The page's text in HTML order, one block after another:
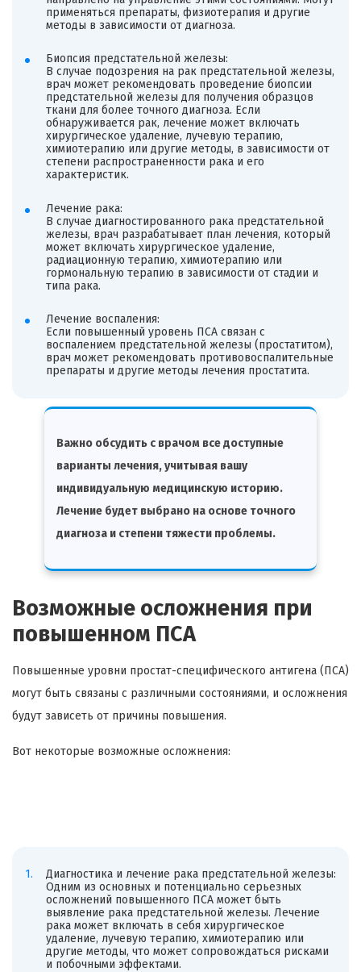
применяться препараты, физиотерапия и другие
методы в зависимости от диагноза.
Биопсия предстательной железы:
В случае подозрения на рак предстательной железы,
врач может рекомендовать проведение биопсии
предстательной железы для получения образцов
ткани для более точного диагноза. Если
обнаруживается рак, лечение может включать
хирургическое удаление, лучевую терапию,
химиотерапию или другие методы, в зависимости от
степени распространенности рака и его
характеристик.
Лечение рака:
В случае диагностированного рака предстательной
железы, врач разрабатывает план лечения, который
может включать хирургическое удаление,
радиационную терапию, химиотерапию или
гормональную терапию в зависимости от стадии и
типа рака.
Лечение воспаления:
Если повышенный уровень ПСА связан с
воспалением предстательной железы (простатитом),
врач может рекомендовать противовоспалительные
препараты и другие методы лечения простатита.
Важно обсудить с врачом все доступные
варианты лечения, учитывая вашу
индивидуальную медицинскую историю.
Лечение будет выбрано на основе точного
диагноза и степени тяжести проблемы.
Возможные осложнения при
повышенном ПСА
Повышенные уровни простат-специфического антигена (ПСА)
могут быть связаны с различными состояниями, и осложнения
будут зависеть от причины повышения.
Вот некоторые возможные осложнения:
Диагностика и лечение рака предстательной железы:
Одним из основных и потенциально серьезных
осложнений повышенного ПСА может быть
выявление рака предстательной железы. Лечение
рака может включать в себя хирургическое
удаление, лучевую терапию, химиотерапию или
другие методы, что может сопровождаться рисками
и побочными эффектами.